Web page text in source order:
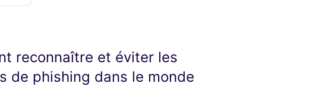
reconnaître et éviter les
de phishing dans le monde